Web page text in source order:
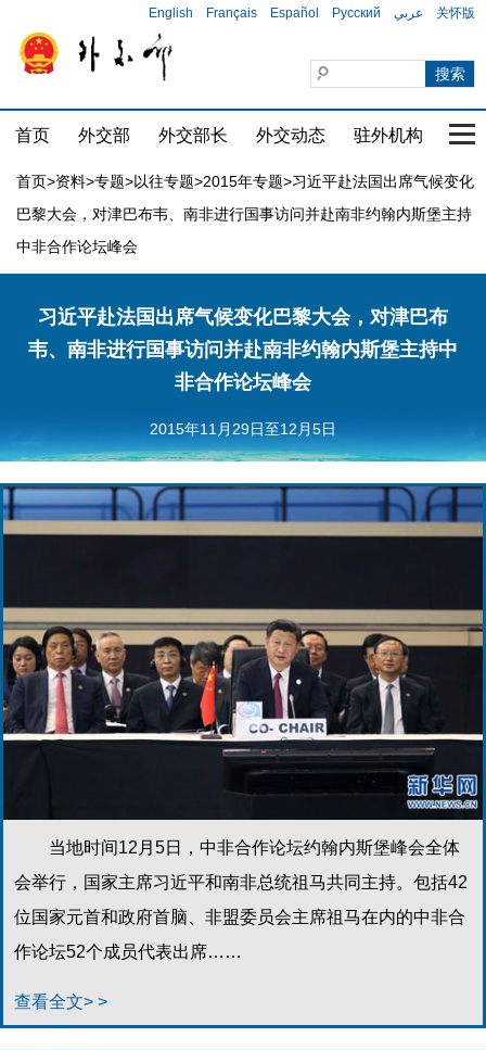
English Français Español Русский عربي 关怀版
首页 外交部 外交部长 外交动态 驻外机构 国
首页>资料>专题>以往专题>2015年专题>习近平赴法国出席气候变化
巴黎大会，对津巴布韦、南非进行国事访问并赴南非约翰内斯堡主持
中非合作论坛峰会
习近平赴法国出席气候变化巴黎大会，对津巴布
韦、南非进行国事访问并赴南非约翰内斯堡主持中
非合作论坛峰会
2015年11月29日至12月5日
当地时间12月5日，中非合作论坛约翰内斯堡峰会全体
会举行，国家主席习近平和南非总统祖马共同主持。包括42
位国家元首和政府首脑、非盟委员会主席祖马在内的中非合
作论坛52个成员代表出席……
查看全文> >